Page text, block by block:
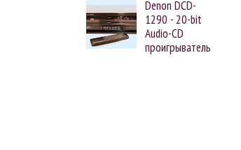
Denon DCD-
1290 - 20-bit
Audio-CD
проигрыватель